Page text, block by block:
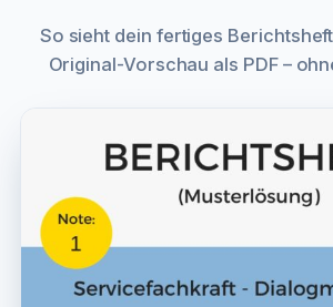
So sieht dein fertiges
Original-Vorschau als PDF –